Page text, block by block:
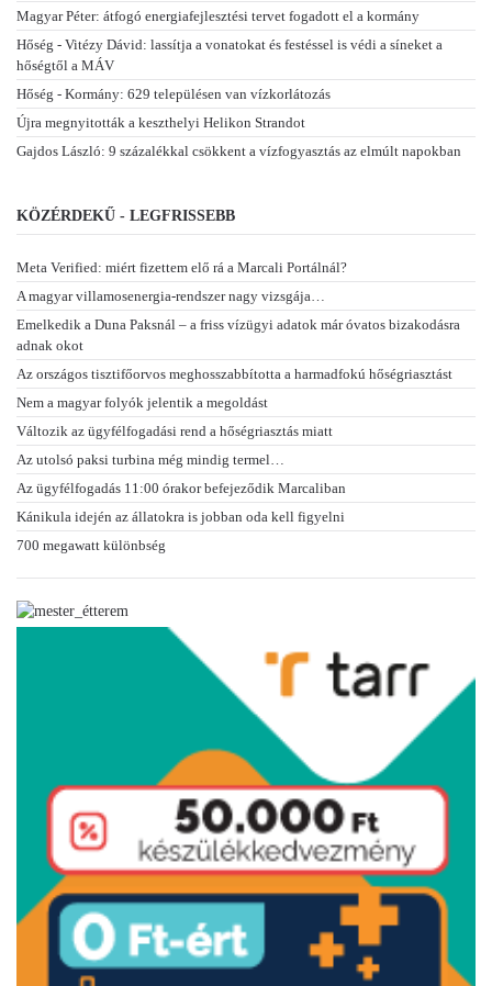
Magyar Péter: átfogó energiafejlesztési tervet fogadott el a kormány
Hőség - Vitézy Dávid: lassítja a vonatokat és festéssel is védi a síneket a
hőségtől a MÁV
Hőség - Kormány: 629 településen van vízkorlátozás
Újra megnyitották a keszthelyi Helikon Strandot
Gajdos László: 9 százalékkal csökkent a vízfogyasztás az elmúlt napokban
KÖZÉRDEKŰ - LEGFRISSEBB
Meta Verified: miért fizettem elő rá a Marcali Portálnál?
A magyar villamosenergia-rendszer nagy vizsgája…
Emelkedik a Duna Paksnál – a friss vízügyi adatok már óvatos bizakodásra
adnak okot
Az országos tisztifőorvos meghosszabbította a harmadfokú hőségriasztást
Nem a magyar folyók jelentik a megoldást
Változik az ügyfélfogadási rend a hőségriasztás miatt
Az utolsó paksi turbina még mindig termel…
Az ügyfélfogadás 11:00 órakor befejeződik Marcaliban
Kánikula idején az állatokra is jobban oda kell figyelni
700 megawatt különbség